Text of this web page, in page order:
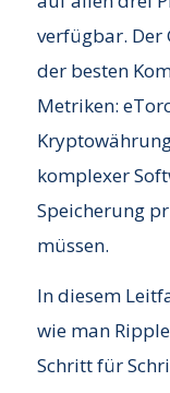
verfügbar.
der besten
Metriken:
komplexer
Speicherung
müssen.
In diesem
wie man
Schritt für